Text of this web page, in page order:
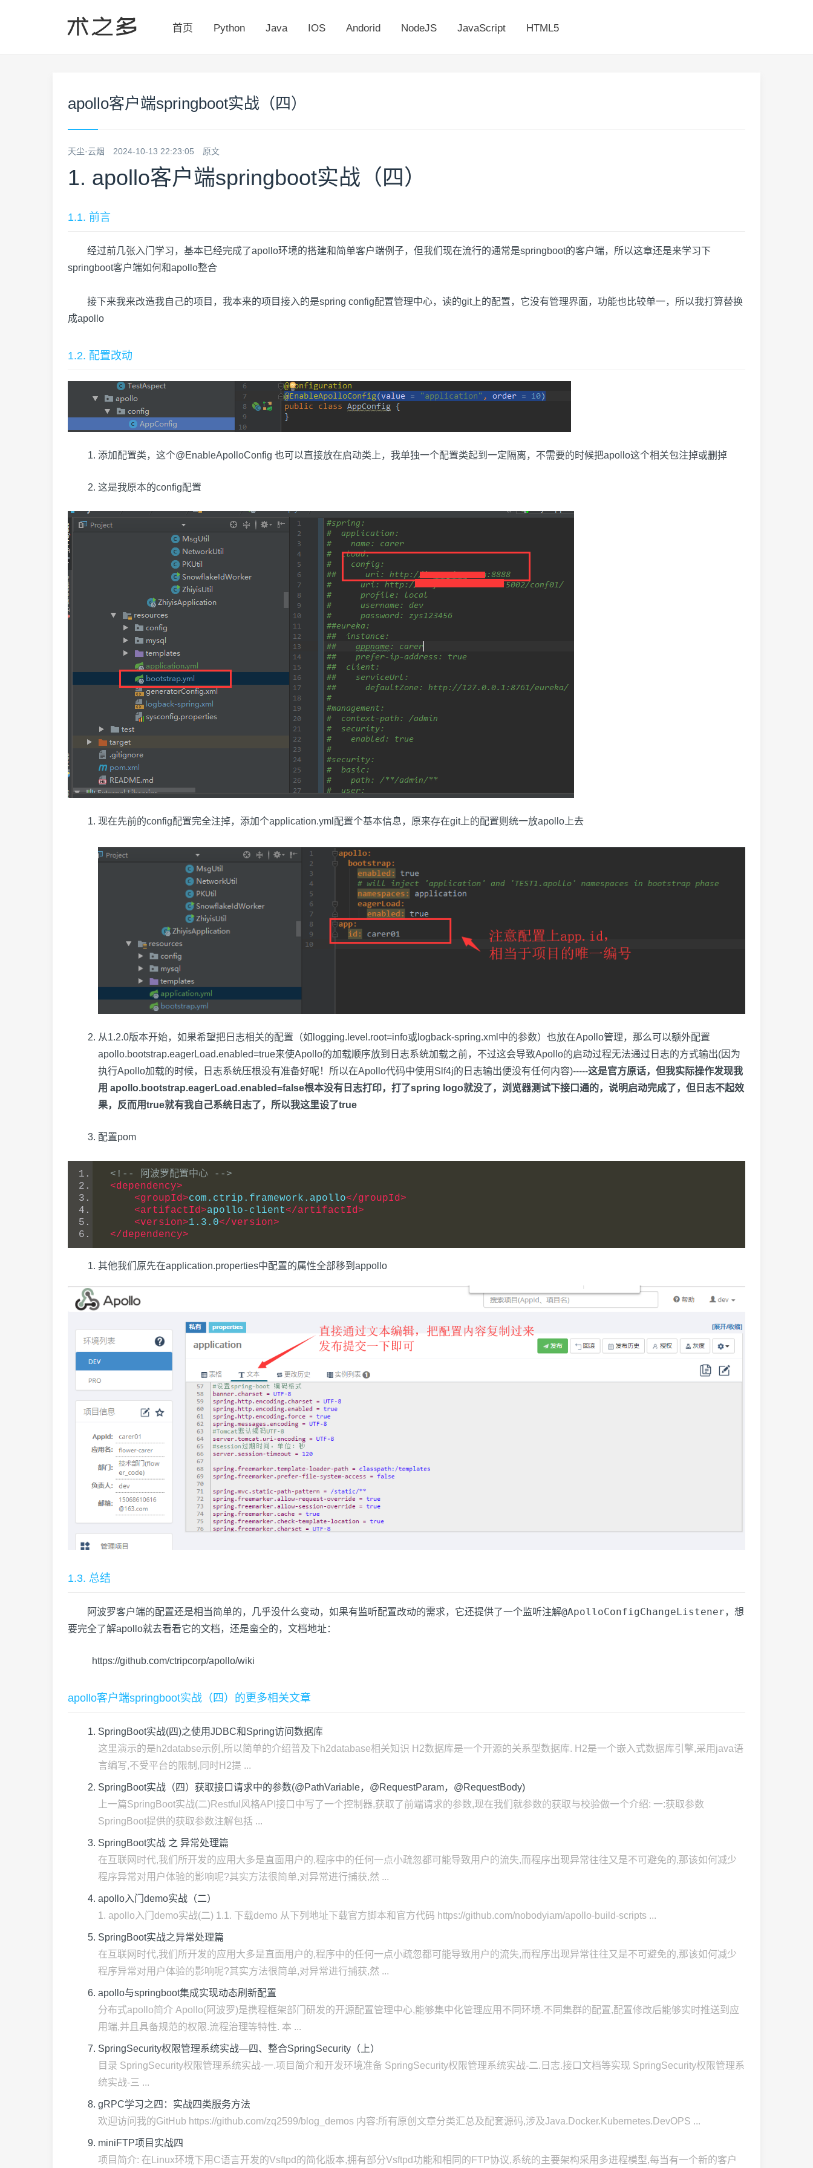
首页 Python Java IOS Andorid NodeJS JavaScript HTML5
apollo客户端springboot实战（四）
天尘·云烟 2024-10-13 22:23:05 原文
1. apollo客户端springboot实战（四）
1.1. 前言
经过前几张入门学习，基本已经完成了apollo环境的搭建和简单客户端例子，但我们现在流行的通常是springboot的客户端，所以这章还是来学习下
springboot客户端如何和apollo整合
接下来我来改造我自己的项目，我本来的项目接入的是spring config配置管理中心，读的git上的配置，它没有管理界面，功能也比较单一，所以我打算替换
成apollo
1.2. 配置改动
添加配置类，这个@EnableApolloConfig 也可以直接放在启动类上，我单独一个配置类起到一定隔离，不需要的时候把apollo这个相关包注掉或删掉
这是我原本的config配置
现在先前的config配置完全注掉，添加个application.yml配置个基本信息，原来存在git上的配置则统一放apollo上去
从1.2.0版本开始，如果希望把日志相关的配置（如logging.level.root=info或logback-spring.xml中的参数）也放在Apollo管理，那么可以额外配置
apollo.bootstrap.eagerLoad.enabled=true来使Apollo的加载顺序放到日志系统加载之前，不过这会导致Apollo的启动过程无法通过日志的方式输出(因为
执行Apollo加载的时候，日志系统压根没有准备好呢！所以在Apollo代码中使用Slf4j的日志输出便没有任何内容)-----这是官方原话，但我实际操作发现我
用 apollo.bootstrap.eagerLoad.enabled=false根本没有日志打印，打了spring logo就没了，浏览器测试下接口通的，说明启动完成了，但日志不起效
果，反而用true就有我自己系统日志了，所以我这里设了true
配置pom
<!-- 阿波罗配置中心 -->
<dependency>
<groupId>com.ctrip.framework.apollo</groupId>
<artifactId>apollo-client</artifactId>
<version>1.3.0</version>
</dependency>
其他我们原先在application.properties中配置的属性全部移到appollo
1.3. 总结
阿波罗客户端的配置还是相当简单的，几乎没什么变动，如果有监听配置改动的需求，它还提供了一个监听注解@ApolloConfigChangeListener，想
要完全了解apollo就去看看它的文档，还是蛮全的，文档地址：
https://github.com/ctripcorp/apollo/wiki
apollo客户端springboot实战（四）的更多相关文章
SpringBoot实战(四)之使用JDBC和Spring访问数据库
这里演示的是h2databse示例,所以简单的介绍普及下h2database相关知识 H2数据库是一个开源的关系型数据库. H2是一个嵌入式数据库引擎,采用java语
言编写,不受平台的限制,同时H2提 ...
SpringBoot实战（四）获取接口请求中的参数(@PathVariable，@RequestParam，@RequestBody)
上一篇SpringBoot实战(二)Restful风格API接口中写了一个控制器,获取了前端请求的参数,现在我们就参数的获取与校验做一个介绍: 一:获取参数
SpringBoot提供的获取参数注解包括 ...
SpringBoot实战 之 异常处理篇
在互联网时代,我们所开发的应用大多是直面用户的,程序中的任何一点小疏忽都可能导致用户的流失,而程序出现异常往往又是不可避免的,那该如何减少
程序异常对用户体验的影响呢?其实方法很简单,对异常进行捕获,然 ...
apollo入门demo实战（二）
1. apollo入门demo实战(二) 1.1. 下载demo 从下列地址下载官方脚本和官方代码 https://github.com/nobodyiam/apollo-build-scripts ...
SpringBoot实战之异常处理篇
在互联网时代,我们所开发的应用大多是直面用户的,程序中的任何一点小疏忽都可能导致用户的流失,而程序出现异常往往又是不可避免的,那该如何减少
程序异常对用户体验的影响呢?其实方法很简单,对异常进行捕获,然 ...
apollo与springboot集成实现动态刷新配置
分布式apollo简介 Apollo(阿波罗)是携程框架部门研发的开源配置管理中心,能够集中化管理应用不同环境.不同集群的配置,配置修改后能够实时推送到应
用端,并且具备规范的权限.流程治理等特性. 本 ...
SpringSecurity权限管理系统实战—四、整合SpringSecurity（上）
目录 SpringSecurity权限管理系统实战-一.项目简介和开发环境准备 SpringSecurity权限管理系统实战-二.日志.接口文档等实现 SpringSecurity权限管理系
统实战-三 ...
gRPC学习之四：实战四类服务方法
欢迎访问我的GitHub https://github.com/zq2599/blog_demos 内容:所有原创文章分类汇总及配套源码,涉及Java.Docker.Kubernetes.DevOPS ...
miniFTP项目实战四
项目简介: 在Linux环境下用C语言开发的Vsftpd的简化版本,拥有部分Vsftpd功能和相同的FTP协议,系统的主要架构采用多进程模型,每当有一个新的客户